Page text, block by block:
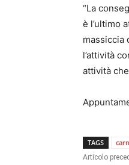
“La
è l’ultimo
massiccia
l’attività
attività
TAGS
Articolo